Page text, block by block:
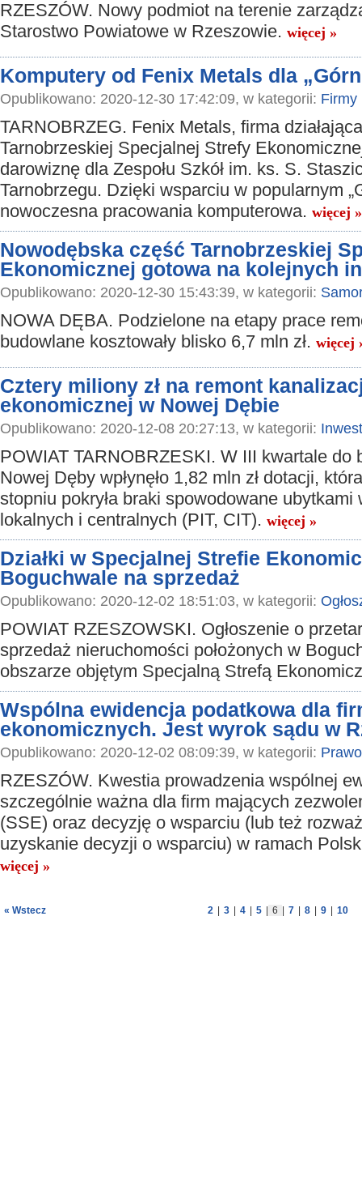
RZESZÓW. Nowy podmiot na terenie
Starostwo Powiatowe w Rzeszowie. więcej »
Komputery od Fenix Metals dla
Opublikowano: 2020-12-30 17:42:09, w kategorii: Firmy
TARNOBRZEG. Fenix Metals, firma
Tarnobrzeskiej Specjalnej Strefy
darowiznę dla Zespołu Szkół im. ks. S.
Tarnobrzegu. Dzięki wsparciu w popularnym
nowoczesna pracowania komputerowa. więcej »
Nowodębska część Tarnobrzeskiej
Ekonomicznej gotowa na kolejnych
Opublikowano: 2020-12-30 15:43:39, w kategorii:
NOWA DĘBA. Podzielone na etapy prace
budowlane kosztowały blisko 6,7 mln zł. więcej
Cztery miliony zł na remont
ekonomicznej w Nowej Dębie
Opublikowano: 2020-12-08 20:27:13, w kategorii:
POWIAT TARNOBRZESKI. W III kwartale do
Nowej Dęby wpłynęło 1,82 mln zł dotacji,
stopniu pokryła braki spowodowane ubytkami
lokalnych i centralnych (PIT, CIT). więcej »
Działki w Specjalnej Strefie
Boguchwale na sprzedaż
Opublikowano: 2020-12-02 18:51:03, w kategorii:
POWIAT RZESZOWSKI. Ogłoszenie o
sprzedaż nieruchomości położonych w
obszarze objętym Specjalną Strefą
Wspólna ewidencja podatkowa dla
ekonomicznych. Jest wyrok sądu w
Opublikowano: 2020-12-02 08:09:39, w kategorii: Prawo
RZESZÓW. Kwestia prowadzenia wspólnej
szczególnie ważna dla firm mających
(SSE) oraz decyzję o wsparciu (lub też
uzyskanie decyzji o wsparciu) w ramach
więcej »
« Wstecz 2 3 4 5 6 7 8 9 10